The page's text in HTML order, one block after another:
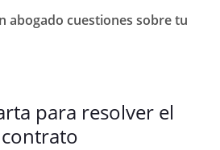
abogado cuestiones sobre tu
nosotros firmado el
para resolver el
contrato